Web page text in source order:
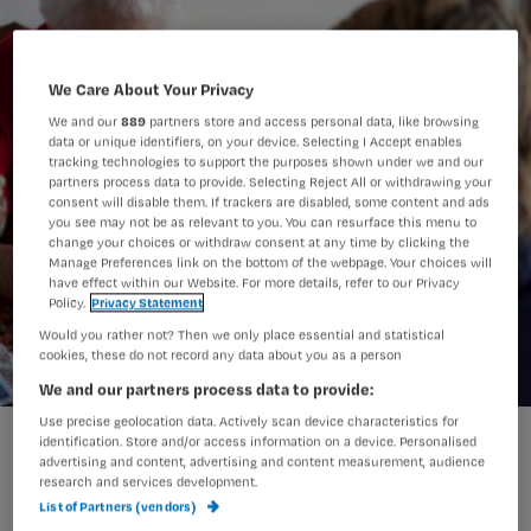
Zelfstandig verpleegkundige is het minder snel zat
We Care About Your Privacy
We and our889 partners store and access personal data, like browsing
data or unique identifiers, on your device. Selecting I Accept enables
tracking technologies to support the purposes shown under we and our
partners process data to provide. Selecting Reject All or withdrawing your
consent will disable them. If trackers are disabled, some content and ads
you see may not be as relevant to you. You can resurface this menu to
change your choices or withdraw consent at any time by clicking the
Manage Preferences link on the bottom of the webpage. Your choices will
have effect within our Website. For more details, refer to our Privacy
Policy. Privacy Statement
Would you rather not? Then we only place essential and statistical
cookies, these do not record any data about you as a person
We and our partners process data to provide:
Use precise geolocation data. Actively scan device characteristics for
identification. Store and/or access information on a device. Personalised
advertising and content, advertising and content measurement, audience
research and services development.
List of Partners (vendors)